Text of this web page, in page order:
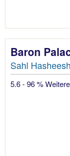
Baron
Sahl
5.6 - 96 %